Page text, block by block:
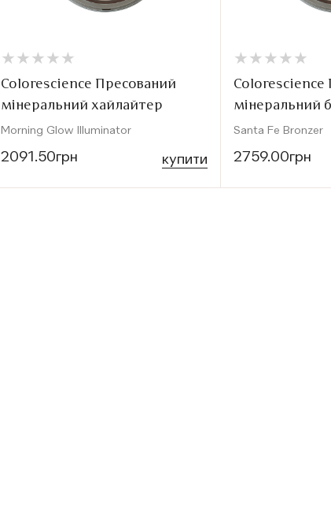
★
★ ★
★ ★
★ ★
★ ★
★
Colorescience Пресований
мінеральний хайлайтер
Morning Glow Illuminator
2091.50грн купити
★
★ ★
★ ★
★ ★
★ ★
★
Colorescience
мінеральний
Santa Fe Bronzer
2759.00грн